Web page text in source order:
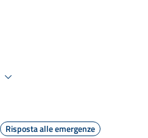
Risposta alle emergenze